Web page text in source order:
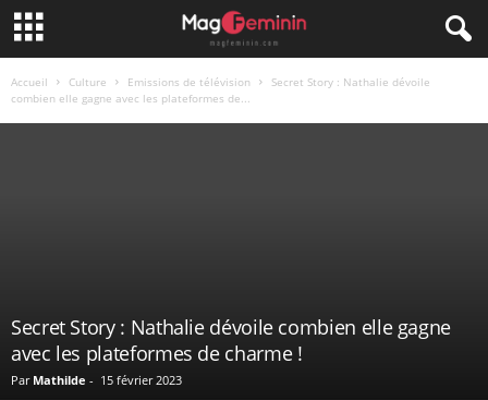
Accueil Culture Emissions de télévision
Secret Story : Nathalie dévoile
combien elle gagne avec les plateformes de...
Secret Story : Nathalie dévoile combien elle gagne
avec les plateformes de charme !
Par Mathilde - 15 février 2023